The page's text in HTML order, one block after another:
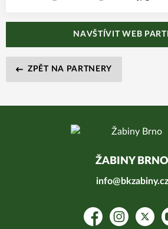
NAVŠTÍVIT WEB
ZPĚT NA PARTNERY
ŽABINY BRNO
info@bkzabiny.cz
FacebookInstagram